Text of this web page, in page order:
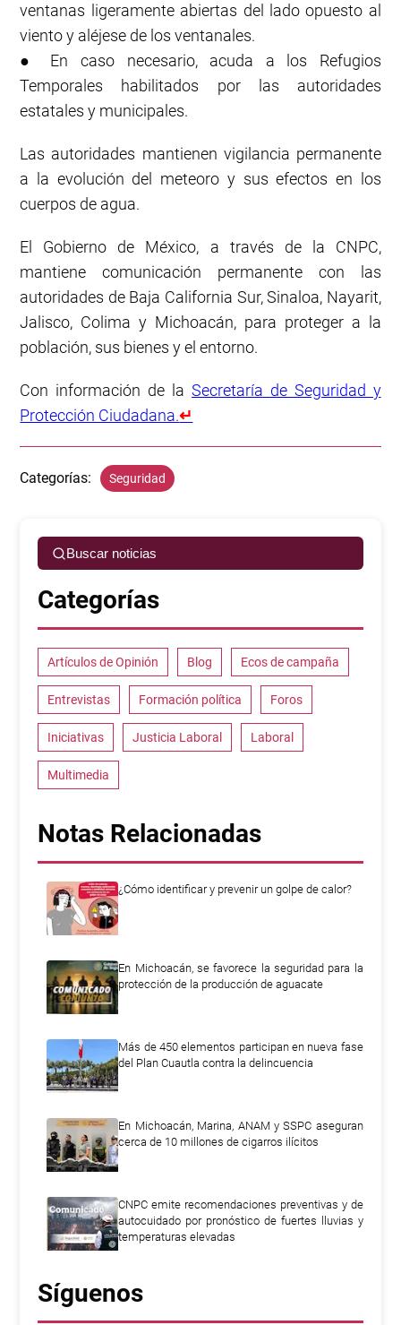
ventanas ligeramente abiertas del lado opuesto al
viento y aléjese de los ventanales.
● En caso necesario, acuda a los Refugios
Temporales habilitados por las autoridades
estatales y municipales.
Las autoridades mantienen vigilancia permanente
a la evolución del meteoro y sus efectos en los
cuerpos de agua.
El Gobierno de México, a través de la CNPC,
mantiene comunicación permanente con las
autoridades de Baja California Sur, Sinaloa, Nayarit,
Jalisco, Colima y Michoacán, para proteger a la
población, sus bienes y el entorno.
Con información de la Secretaría de Seguridad y
Protección Ciudadana.↵
Categorías: Seguridad
Buscar noticias
Categorías
Artículos de Opinión Blog Ecos de campaña
Entrevistas Formación política Foros
Iniciativas Justicia Laboral Laboral
Multimedia
Notas Relacionadas
¿Cómo identificar y prevenir un golpe de calor?
En Michoacán, se favorece la seguridad para la
protección de la producción de aguacate
Más de 450 elementos participan en nueva fase
del Plan Cuautla contra la delincuencia
En Michoacán, Marina, ANAM y SSPC aseguran
cerca de 10 millones de cigarros ilícitos
CNPC emite recomendaciones preventivas y de
autocuidado por pronóstico de fuertes lluvias y
temperaturas elevadas
Síguenos